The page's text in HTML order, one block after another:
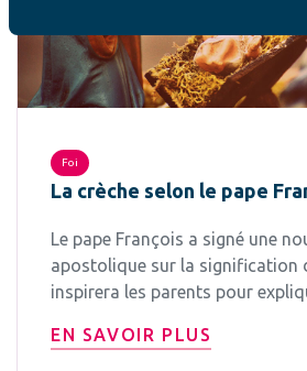
Foi
La crèche selon le pape
Le pape François a signé une
apostolique sur la signification
inspirera les parents pour
EN SAVOIR PLUS